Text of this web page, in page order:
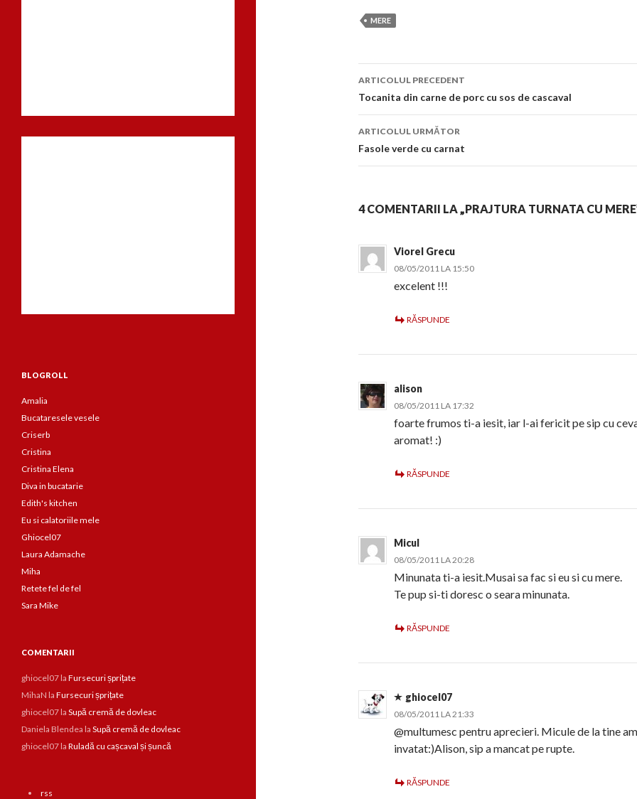
MERE
Navigare
în
articol
ARTICOLUL PRECEDENT
Tocanita din carne de porc cu sos de cascaval
ARTICOLUL URMĂTOR
Fasole verde cu carnat
4 COMENTARII LA „PRAJTURA TURNATA CU
Viorel Grecu
08/05/2011 LA 15:50
excelent !!!
RĂSPUNDE
alison
08/05/2011 LA 17:32
foarte frumos ti-a iesit, iar l-ai fericit pe sip cu
aromat! :)
RĂSPUNDE
Micul
08/05/2011 LA 20:28
Minunata ti-a iesit.Musai sa fac si eu si cu mere.
Te pup si-ti doresc o seara minunata.
RĂSPUNDE
ghiocel07
08/05/2011 LA 21:33
@multumesc pentru aprecieri. Micule de la tine am
invatat:)Alison, sip a mancat pe rupte.
RĂSPUNDE
BLOGROLL
Amalia
Bucataresele vesele
Criserb
Cristina
Cristina Elena
Diva in bucatarie
Edith's kitchen
Eu si calatoriile mele
Ghiocel07
Laura Adamache
Miha
Retete fel de fel
Sara Mike
COMENTARII
ghiocel07la Fursecuri șprițate
MihaN la Fursecuri șprițate
ghiocel07la Supă cremă de dovleac
Daniela Blendea la Supă cremă de dovleac
ghiocel07la Ruladă cu cașcaval și șuncă
rss